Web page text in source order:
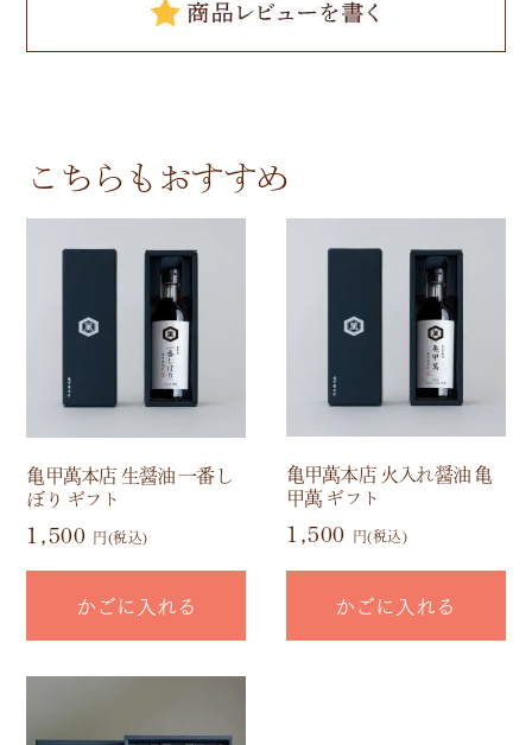
こちらもおすすめ
亀甲萬本店 生醤油 一番し
ぼり ギフト
1,500 円(税込)
かごに入れる
亀甲萬本店 火入れ醤油 亀
甲萬 ギフト
1,500 円(税込)
かごに入れる